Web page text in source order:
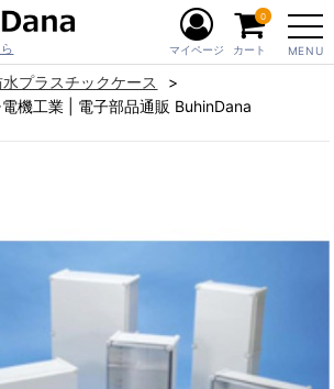
MENU
マイページ カート
0
水プラスチックケース
機工業 | 電子部品通販 BuhinDana